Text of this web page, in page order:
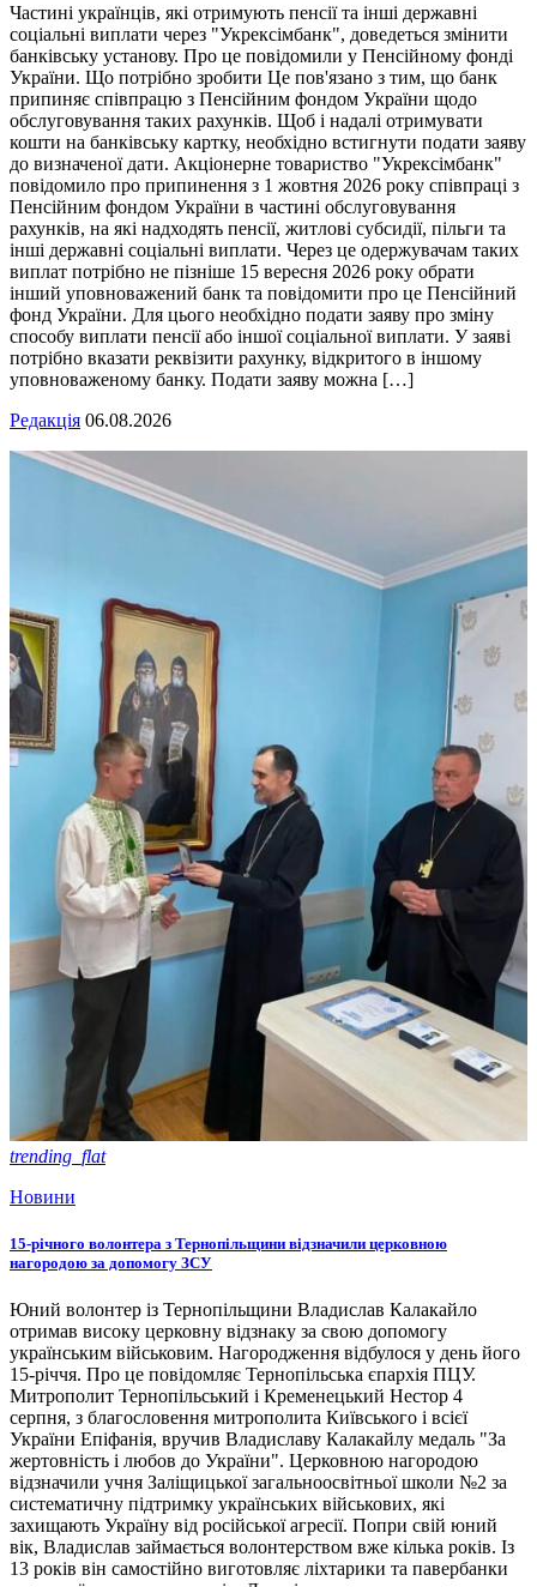
Частині українців, які отримують пенсії та інші державні
соціальні виплати через "Укрексімбанк", доведеться змінити
банківську установу. Про це повідомили у Пенсійному фонді
України. Що потрібно зробити Це пов'язано з тим, що банк
припиняє співпрацю з Пенсійним фондом України щодо
обслуговування таких рахунків. Щоб і надалі отримувати
кошти на банківську картку, необхідно встигнути подати заяву
до визначеної дати. Акціонерне товариство "Укрексімбанк"
повідомило про припинення з 1 жовтня 2026 року співпраці з
Пенсійним фондом України в частині обслуговування
рахунків, на які надходять пенсії, житлові субсидії, пільги та
інші державні соціальні виплати. Через це одержувачам таких
виплат потрібно не пізніше 15 вересня 2026 року обрати
інший уповноважений банк та повідомити про це Пенсійний
фонд України. Для цього необхідно подати заяву про зміну
способу виплати пенсії або іншої соціальної виплати. У заяві
потрібно вказати реквізити рахунку, відкритого в іншому
уповноваженому банку. Подати заяву можна […]
Редакція 06.08.2026
trending_flat
Новини
15-річного волонтера з Тернопільщини відзначили церковною
нагородою за допомогу ЗСУ
Юний волонтер із Тернопільщини Владислав Калакайло
отримав високу церковну відзнаку за свою допомогу
українським військовим. Нагородження відбулося у день його
15-річчя. Про це повідомляє Тернопільська єпархія ПЦУ.
Митрополит Тернопільський і Кременецький Нестор 4
серпня, з благословення митрополита Київського і всієї
України Епіфанія, вручив Владиславу Калакайлу медаль "За
жертовність і любов до України". Церковною нагородою
відзначили учня Заліщицької загальноосвітньої школи №2 за
систематичну підтримку українських військових, які
захищають Україну від російської агресії. Попри свій юний
вік, Владислав займається волонтерством вже кілька років. Із
13 років він самостійно виготовляє ліхтарики та павербанки